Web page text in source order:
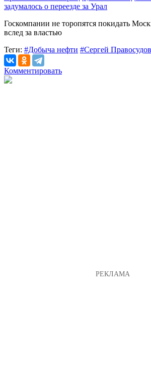
задумалось о переезде за Урал
Госкомпании не торопятся покидать
вслед за властью
Теги: #Добыча нефти #Сергей Правосудов
Комментировать